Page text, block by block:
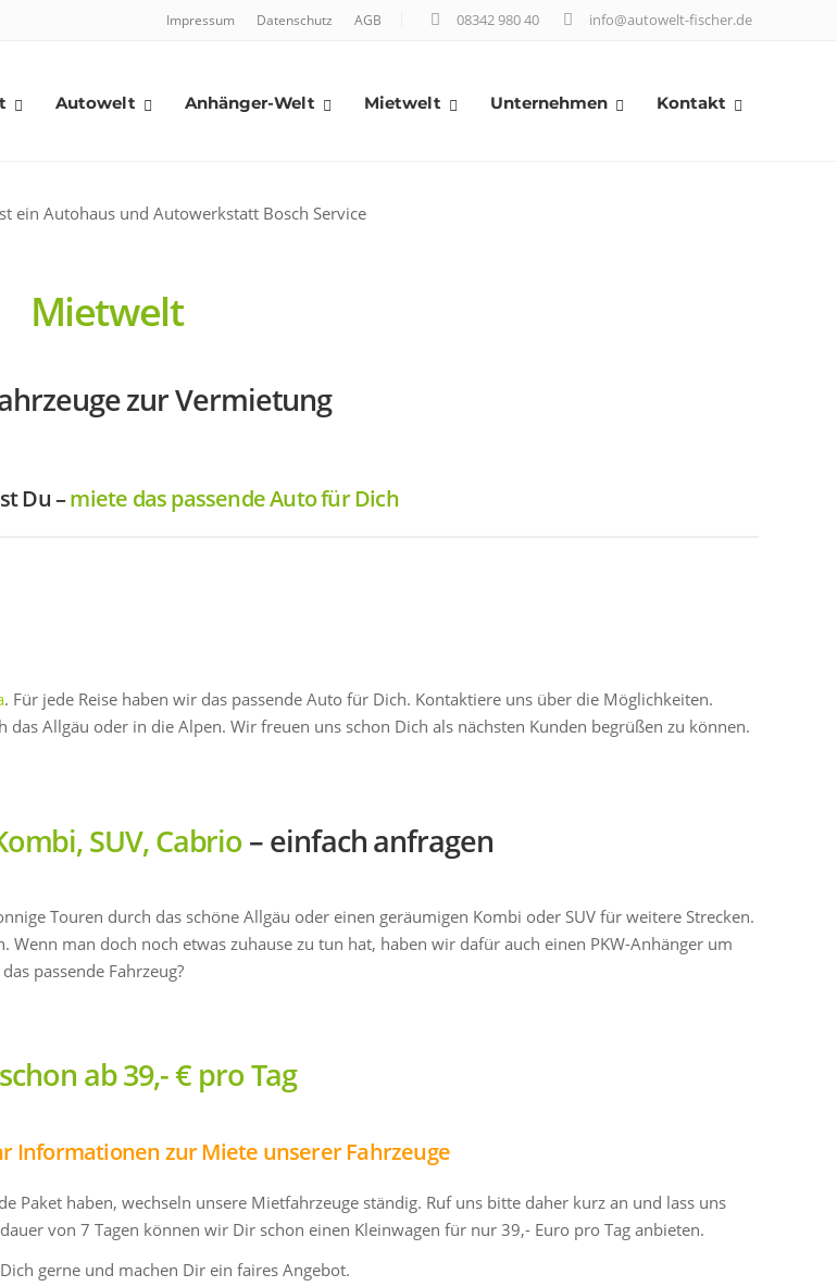
info@autowelt-fischer.de
08342 980 40
Impressum Datenschutz AGB
Autowelt Anhänger-Welt Mietwelt Unternehmen Kontakt
Mietwelt
zur Vermietung
Du –miete das passende Auto für Dich
. Für jede Reise haben wir das passende Auto für Dich. Kontaktiere uns über die Möglichkeiten.
Allgäu oder in die Alpen. Wir freuen uns schon Dich als nächsten Kunden begrüßen zu können.
SUV, Cabrio– einfach anfragen
Touren durch das schöne Allgäu oder einen geräumigen Kombi oder SUV für weitere Strecken.
man doch noch etwas zuhause zu tun hat, haben wir dafür auch einen PKW-Anhänger um
passende Fahrzeug?
ab 39,- € pro Tag
Informationen zur Miete unserer Fahrzeuge
haben, wechseln unsere Mietfahrzeuge ständig. Ruf uns bitte daher kurz an und lass uns
von 7 Tagen können wir Dir schon einen Kleinwagen für nur 39,- Euro pro Tag anbieten.
gerne und machen Dir ein faires Angebot.